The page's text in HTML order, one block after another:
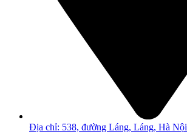
Địa chỉ: 538, đường Láng, Láng, Hà Nội